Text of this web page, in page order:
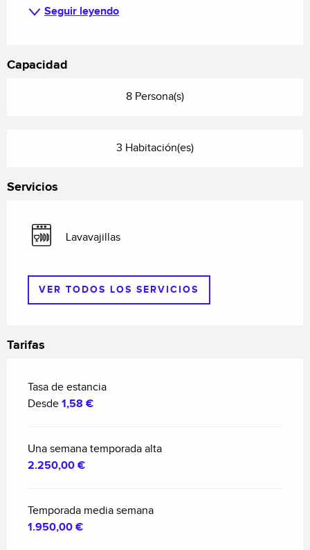
Seguir leyendo
Capacidad
8 Persona(s)
3 Habitación(es)
Servicios
Lavavajillas
VER TODOS LOS SERVICIOS
Tarifas
Tasa de estancia
Desde 1,58 €
Una semana temporada alta
2.250,00 €
Temporada media semana
1.950,00 €